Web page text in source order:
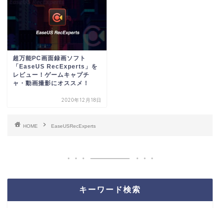
超万能PC画面録画ソフト
「EaseUS RecExperts」を
レビュー！ゲームキャプチ
ャ・動画撮影にオススメ！
2020年12月18日
HOME EaseUSRecExperts
キーワード検索